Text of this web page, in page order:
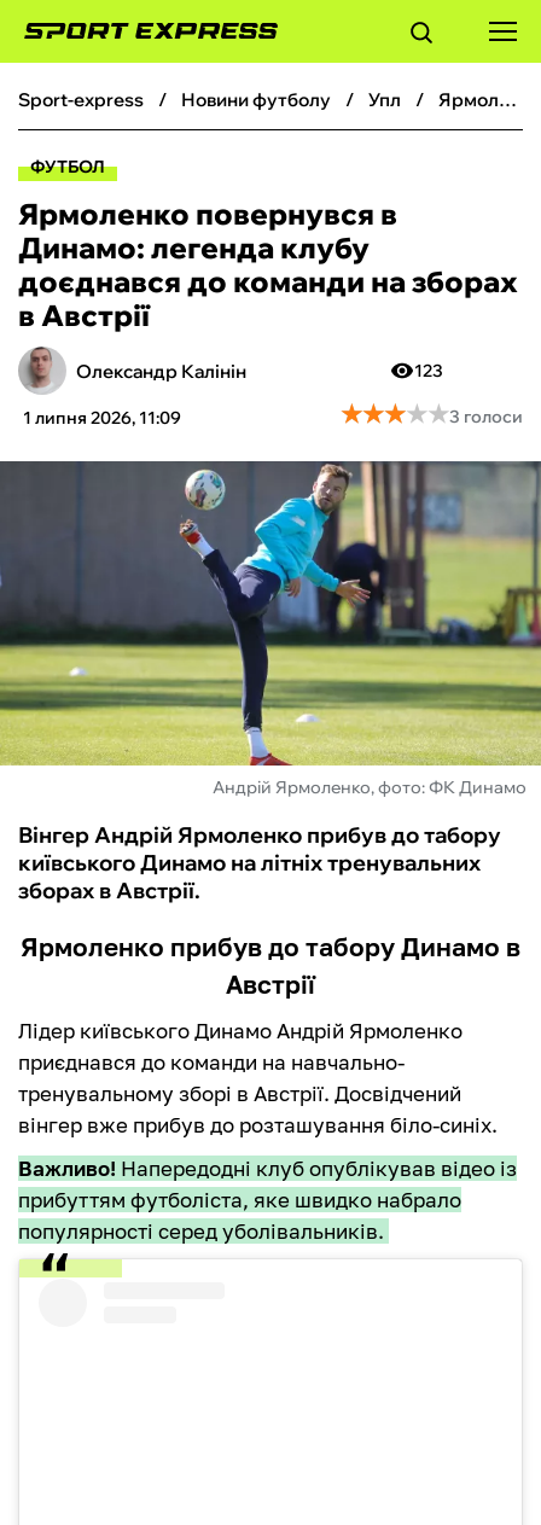
ФУТБОЛ
БОКС
ХОКЕЙ
ТЕНІС
КІБЕРСПОРТ
ІНШІ
БУКМЕКЕРИ
sport-express новини футболу упл Ярмоленко повернувся в Динамо: легенда клубу доєднався до команди на зборах в Австрії
ФУТБОЛ
Ярмоленко повернувся в
Динамо: легенда клубу
доєднався до команди на зборах
в Австрії
Олександр Калінін
1 липня 2026, 11:09
123
★★★★★
★★★★★3 голоси
Андрій Ярмоленко, фото: ФК Динамо
Вінгер Андрій Ярмоленко прибув до табору
київського Динамо на літніх тренувальних
зборах в Австрії.
Ярмоленко прибув до табору Динамо в
Австрії
Лідер київського Динамо Андрій Ярмоленко
приєднався до команди на навчально-
тренувальному зборі в Австрії. Досвідчений
вінгер вже прибув до розташування біло-синіх.
Важливо! Напередодні клуб опублікував відео із
прибуттям футболіста, яке швидко набрало
популярності серед уболівальників.